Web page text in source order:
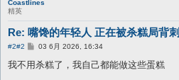
Coastlines
精英
Re: 嘴馋的年轻人 正在被杀糕局背刺
#2#2
帖
03 6月 2026, 16:34
我不用杀糕了，我自己都能做这些蛋糕